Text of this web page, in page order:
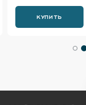
КУПИТЬ